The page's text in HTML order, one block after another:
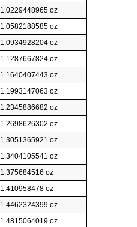
1.0229448965 oz
1.0582188585 oz
1.0934928204 oz
1.1287667824 oz
1.1640407443 oz
1.1993147063 oz
1.2345886682 oz
1.2698626302 oz
1.3051365921 oz
1.3404105541 oz
1.375684516 oz
1.410958478 oz
1.4462324399 oz
1.4815064019 oz